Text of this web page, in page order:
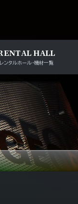
HALL
レンタルホール・機材一覧